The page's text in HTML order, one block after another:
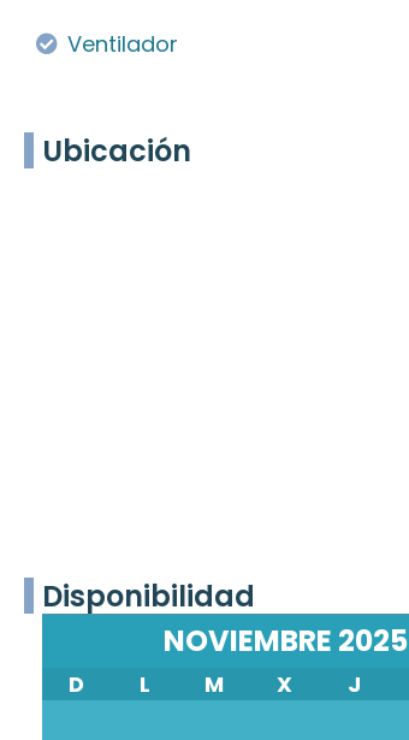
Ventilador
Ubicación
Disponibilidad
NOVIEMBRE 2025
D L M X J